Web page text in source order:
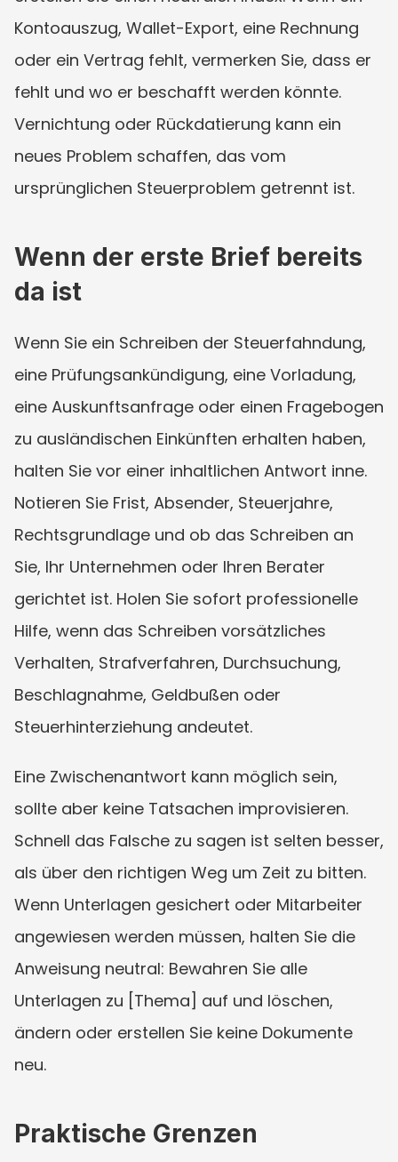
Kontoauszug, Wallet-Export, eine Rechnung
oder ein Vertrag fehlt, vermerken Sie, dass er
fehlt und wo er beschafft werden könnte.
Vernichtung oder Rückdatierung kann ein
neues Problem schaffen, das vom
ursprünglichen Steuerproblem getrennt ist.
Wenn der erste Brief bereits
da ist
Wenn Sie ein Schreiben der Steuerfahndung,
eine Prüfungsankündigung, eine Vorladung,
eine Auskunftsanfrage oder einen Fragebogen
zu ausländischen Einkünften erhalten haben,
halten Sie vor einer inhaltlichen Antwort inne.
Notieren Sie Frist, Absender, Steuerjahre,
Rechtsgrundlage und ob das Schreiben an
Sie, Ihr Unternehmen oder Ihren Berater
gerichtet ist. Holen Sie sofort professionelle
Hilfe, wenn das Schreiben vorsätzliches
Verhalten, Strafverfahren, Durchsuchung,
Beschlagnahme, Geldbußen oder
Steuerhinterziehung andeutet.
Eine Zwischenantwort kann möglich sein,
sollte aber keine Tatsachen improvisieren.
Schnell das Falsche zu sagen ist selten besser,
als über den richtigen Weg um Zeit zu bitten.
Wenn Unterlagen gesichert oder Mitarbeiter
angewiesen werden müssen, halten Sie die
Anweisung neutral: Bewahren Sie alle
Unterlagen zu [Thema] auf und löschen,
ändern oder erstellen Sie keine Dokumente
neu.
Praktische Grenzen